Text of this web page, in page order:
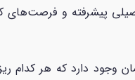
پیشرفته و فرصت‌های
وجود دارد که هر کدام